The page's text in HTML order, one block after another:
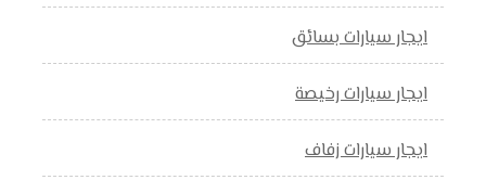
ايجار سيارات بسائق
ايجار سيارات رخيصة
ايجار سيارات زفاف